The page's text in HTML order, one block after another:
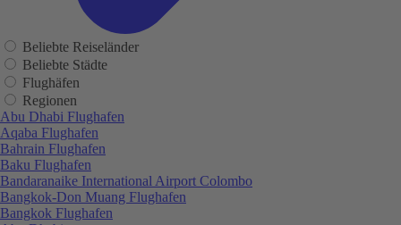
Beliebte Reiseländer
Beliebte Städte
Flughäfen
Regionen
Abu Dhabi Flughafen
Aqaba Flughafen
Bahrain Flughafen
Baku Flughafen
Bandaranaike International Airport Colombo
Bangkok-Don Muang Flughafen
Bangkok Flughafen